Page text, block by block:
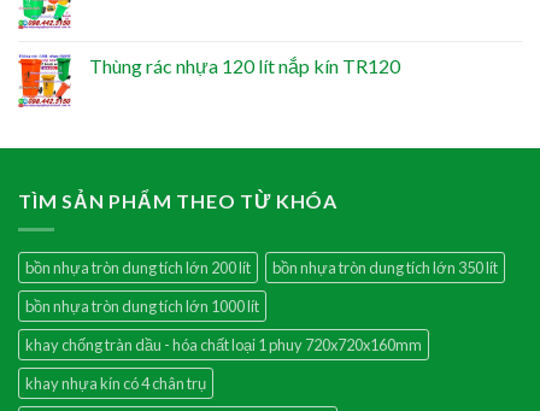
Thùng rác nhựa 120 lít nắp kín TR120
TÌM SẢN PHẨM THEO TỪ KHÓA
bồn nhựa tròn dung tích lớn 200 lít
bồn nhựa tròn dung tích lớn 350 lít
bồn nhựa tròn dung tích lớn 1000 lít
khay chống tràn dầu - hóa chất loại 1 phuy 720x720x160mm
khay nhựa kín có 4 chân trụ